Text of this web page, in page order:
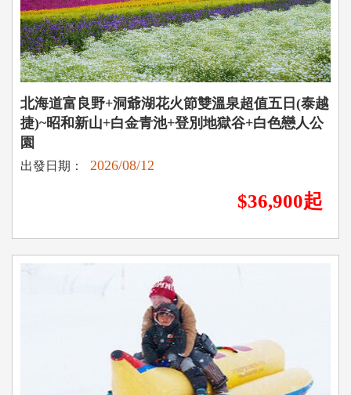
北海道富良野+洞爺湖花火節雙溫泉超值五日(泰越
捷)~昭和新山+白金青池+登別地獄谷+白色戀人公
園
出發日期： 2026/08/12
$36,900起